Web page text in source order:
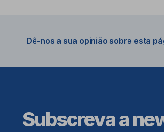
Dê-nos a sua opinião sobre esta
Subscreva a